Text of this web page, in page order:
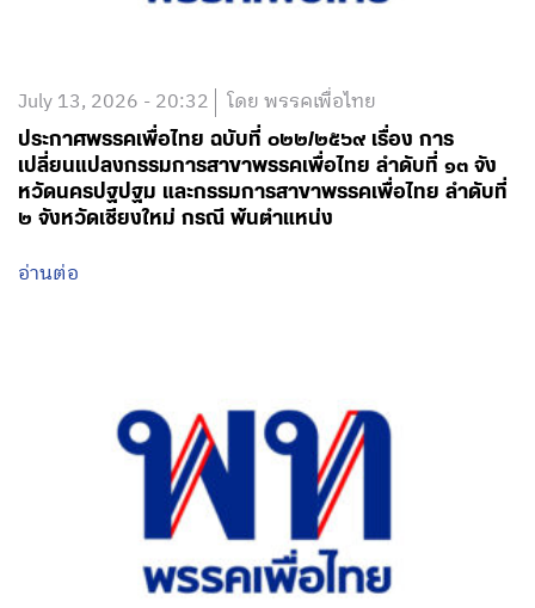
July 13, 2026 - 20:32 โดย พรรคเพื่อไทย
ประกาศพรรคเพื่อไทย ฉบับที่ ๐๒๒/๒๕๖๙ เรื่อง การ
เปลี่ยนแปลงกรรมการสาขาพรรคเพื่อไทย ลำดับที่ ๑๓ จัง
หวัดนครปฐปฐม และกรรมการสาขาพรรคเพื่อไทย ลำดับที่
๒ จังหวัดเชียงใหม่ กรณี พ้นตำแหน่ง
อ่านต่อ